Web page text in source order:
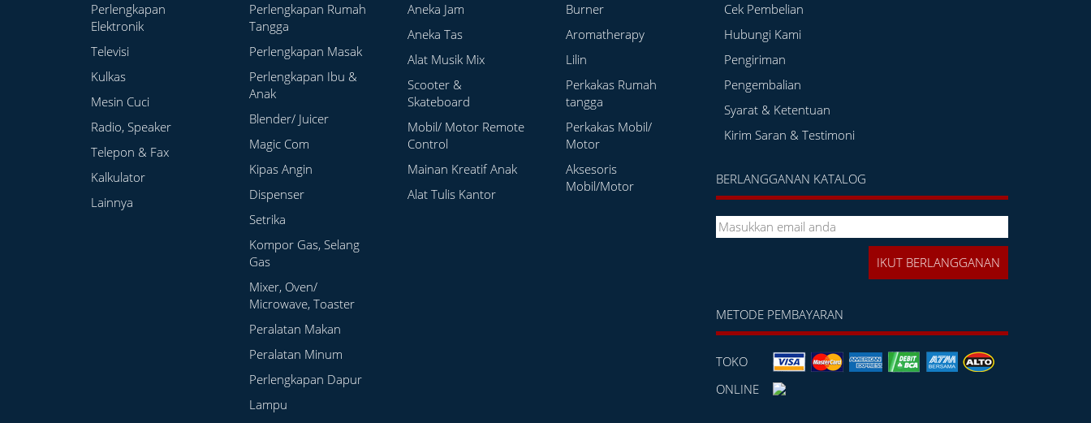
Perlengkapan
Elektronik
Televisi
Kulkas
Mesin Cuci
Radio, Speaker
Telepon & Fax
Kalkulator
Lainnya
Perlengkapan Rumah
Tangga
Perlengkapan Masak
Perlengkapan Ibu &
Anak
Blender/ Juicer
Magic Com
Kipas Angin
Dispenser
Setrika
Kompor Gas, Selang
Gas
Mixer, Oven/
Microwave, Toaster
Peralatan Makan
Peralatan Minum
Perlengkapan Dapur
Lampu
Aneka Jam
Aneka Tas
Alat Musik Mix
Scooter &
Skateboard
Mobil/ Motor Remote
Control
Mainan Kreatif Anak
Alat Tulis Kantor
Burner
Aromatherapy
Lilin
Perkakas Rumah
tangga
Perkakas Mobil/
Motor
Aksesoris
Mobil/Motor
Cek Pembelian
Hubungi Kami
Pengiriman
Pengembalian
Syarat & Ketentuan
Kirim Saran & Testimoni
BERLANGGANAN KATALOG
METODE PEMBAYARAN
TOKO
ONLINE